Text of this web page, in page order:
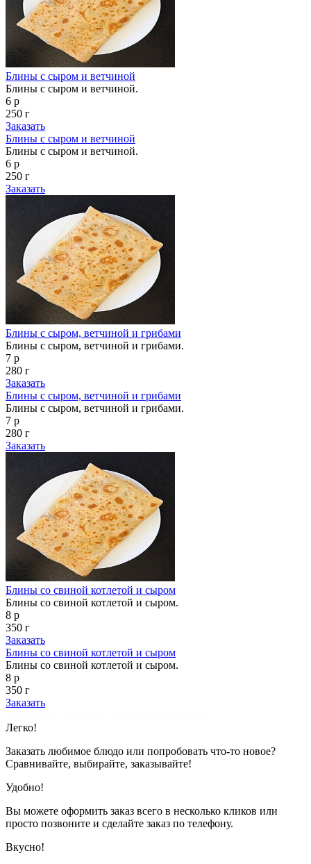
Блины с сыром и ветчиной
Блины с сыром и ветчиной.
6 р
250 г
Заказать
Блины с сыром и ветчиной
Блины с сыром и ветчиной.
6 р
250 г
Заказать
Блины с сыром, ветчиной и грибами
Блины с сыром, ветчиной и грибами.
7 р
280 г
Заказать
Блины с сыром, ветчиной и грибами
Блины с сыром, ветчиной и грибами.
7 р
280 г
Заказать
Блины со свиной котлетой и сыром
Блины со свиной котлетой и сыром.
8 р
350 г
Заказать
Блины со свиной котлетой и сыром
Блины со свиной котлетой и сыром.
8 р
350 г
Заказать
Легко!
Заказать любимое блюдо или попробовать что-то новое?
Сравнивайте, выбирайте, заказывайте!
Удобно!
Вы можете оформить заказ всего в несколько кликов или
просто позвоните и сделайте заказ по телефону.
Вкусно!